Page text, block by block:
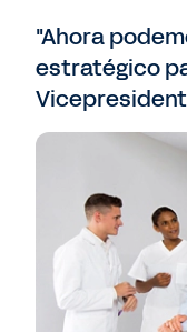
"Ahora
estratégico